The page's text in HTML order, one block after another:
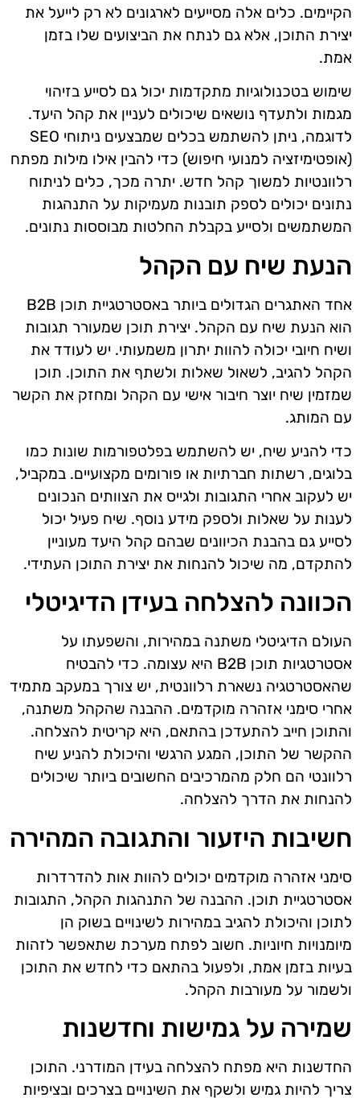
הקיימים. כלים אלה מסייעים לארגונים לא רק לייעל את
יצירת התוכן, אלא גם לנתח את הביצועים שלו בזמן
אמת.
שימוש בטכנולוגיות מתקדמות יכול גם לסייע בזיהוי
מגמות ולתעדף נושאים שיכולים לעניין את קהל היעד.
לדוגמה, ניתן להשתמש בכלים שמבצעים ניתוחי SEO
(אופטימיזציה למנועי חיפוש) כדי להבין אילו מילות מפתח
רלוונטיות למשוך קהל חדש. יתרה מכך, כלים לניתוח
נתונים יכולים לספק תובנות מעמיקות על התנהגות
המשתמשים ולסייע בקבלת החלטות מבוססות נתונים.
הנעת שיח עם הקהל
אחד האתגרים הגדולים ביותר באסטרטגיית תוכן B2B
הוא הנעת שיח עם הקהל. יצירת תוכן שמעורר תגובות
ושיח חיובי יכולה להוות יתרון משמעותי. יש לעודד את
הקהל להגיב, לשאול שאלות ולשתף את התוכן. תוכן
שמזמין שיח יוצר חיבור אישי עם הקהל ומחזק את הקשר
עם המותג.
כדי להניע שיח, יש להשתמש בפלטפורמות שונות כמו
בלוגים, רשתות חברתיות או פורומים מקצועיים. במקביל,
יש לעקוב אחרי התגובות ולגייס את הצוותים הנכונים
לענות על שאלות ולספק מידע נוסף. שיח פעיל יכול
לסייע גם בהבנת הכיוונים שבהם קהל היעד מעוניין
להתקדם, מה שיכול להנחות את יצירת התוכן העתידי.
הכוונה להצלחה בעידן הדיגיטלי
העולם הדיגיטלי משתנה במהירות, והשפעתו על
אסטרטגיות תוכן B2B היא עצומה. כדי להבטיח
שהאסטרטגיה נשארת רלוונטית, יש צורך במעקב מתמיד
אחרי סימני אזהרה מוקדמים. ההבנה שהקהל משתנה,
והתוכן חייב להתעדכן בהתאם, היא קריטית להצלחה.
ההקשר של התוכן, המגע הרגשי והיכולת להניע שיח
רלוונטי הם חלק מהמרכיבים החשובים ביותר שיכולים
להנחות את הדרך להצלחה.
חשיבות היזעור והתגובה המהירה
סימני אזהרה מוקדמים יכולים להוות אות להדרדרות
אסטרטגיית תוכן. ההבנה של התנהגות הקהל, התגובות
לתוכן והיכולת להגיב במהירות לשינויים בשוק הן
מיומנויות חיוניות. חשוב לפתח מערכת שתאפשר לזהות
בעיות בזמן אמת, ולפעול בהתאם כדי לחדש את התוכן
ולשמור על מעורבות הקהל.
שמירה על גמישות וחדשנות
החדשנות היא מפתח להצלחה בעידן המודרני. התוכן
צריך להיות גמיש ולשקף את השינויים בצרכים ובציפיות